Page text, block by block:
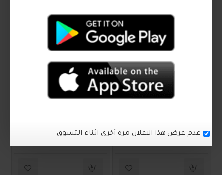
ترنج ستاتي أنيق 1011412
₪90.00
1011411
ترنج ستاتي أنيق 1011411
₪90.00